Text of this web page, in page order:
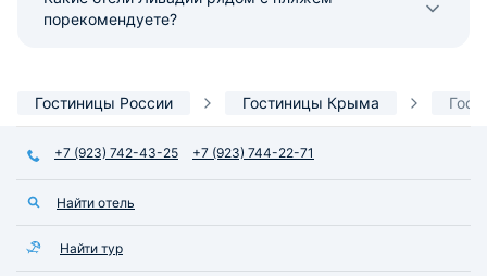
порекомендуете?
Гостиницы России Гостиницы Крыма
+7 (923) 742-43-25 +7 (923) 744-22-71
Найти отель
Найти тур